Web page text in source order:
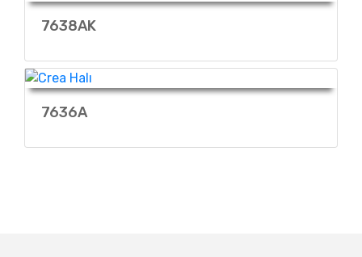
7638AK
7636A